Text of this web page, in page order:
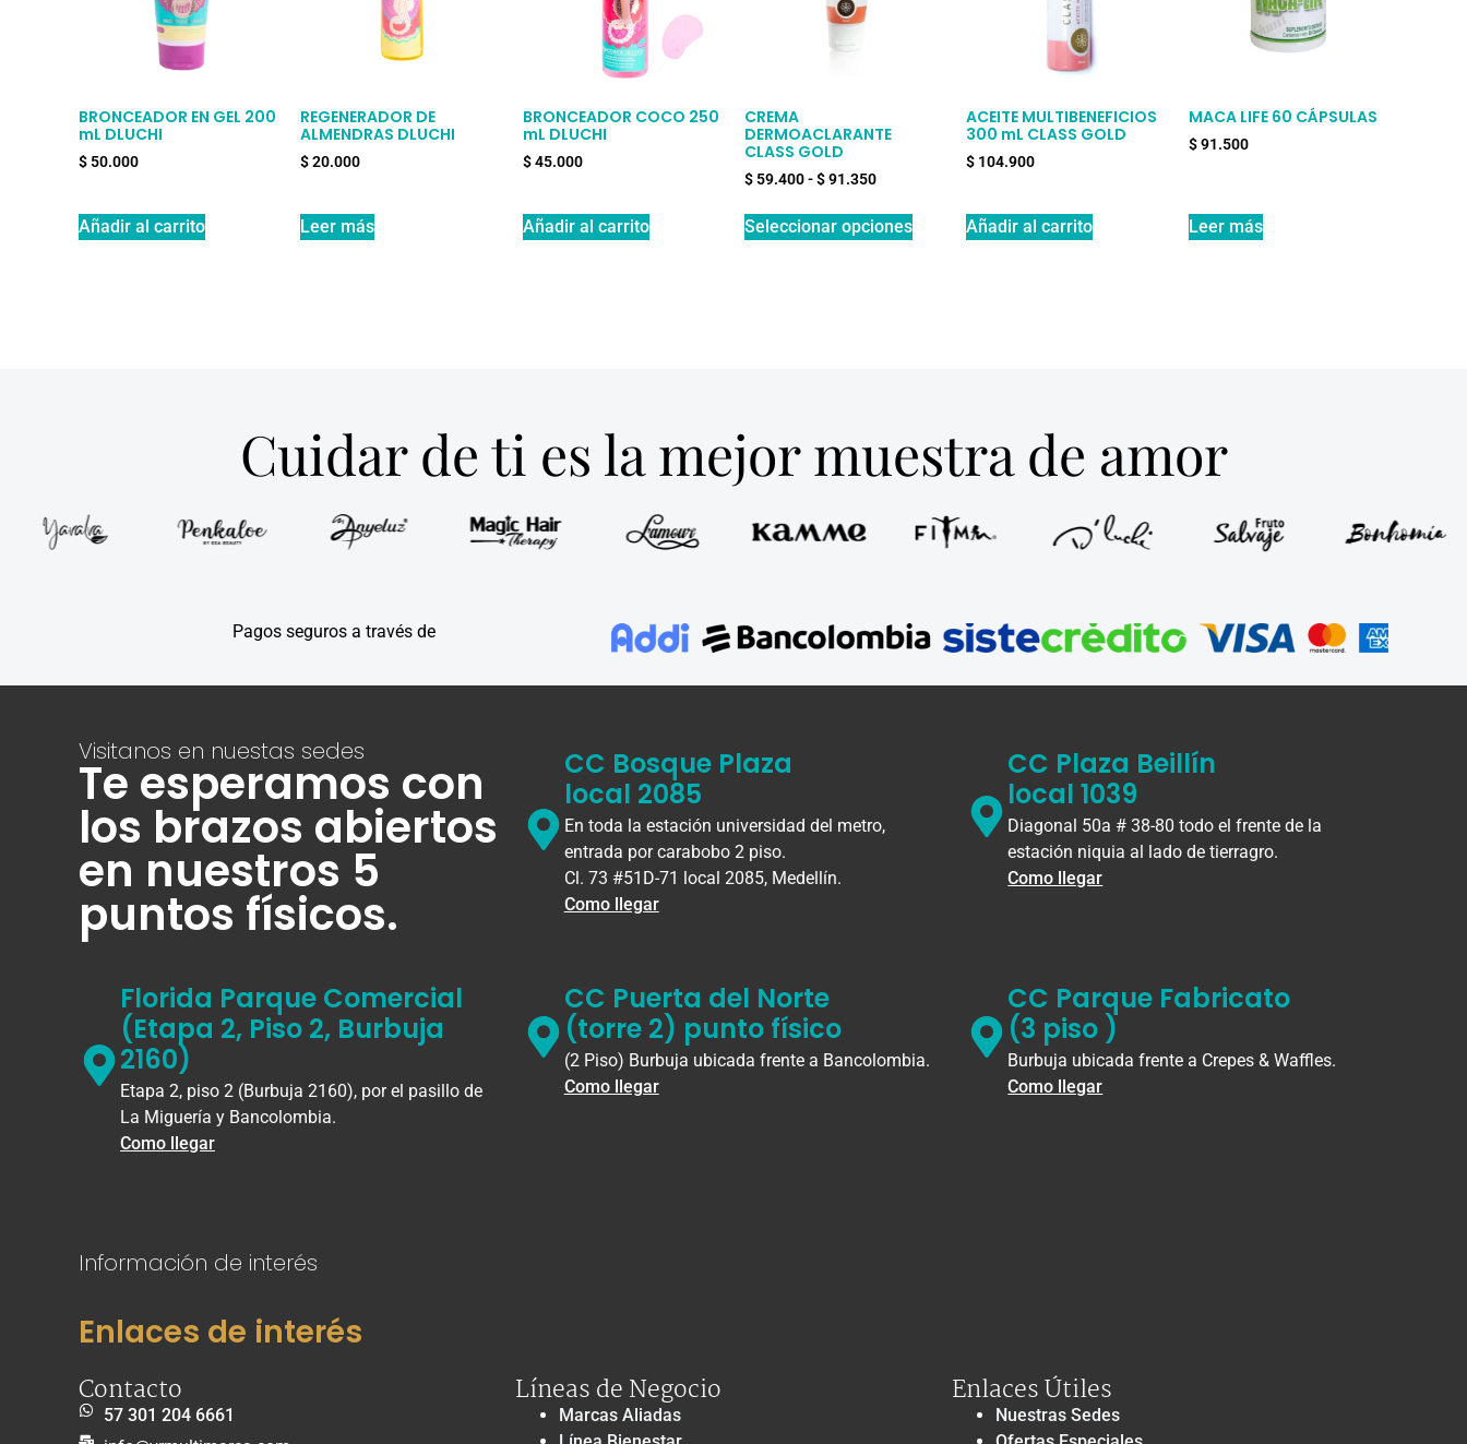
BRONCEADOR EN GEL 200
mL DLUCHI
$ 50.000
Añadir al carrito
REGENERADOR DE
ALMENDRAS DLUCHI
$20.000
Leer más
BRONCEADOR COCO 250
mL DLUCHI
$45.000
Añadir al carrito
CREMA
DERMOACLARANTE
CLASS GOLD
$59.400-$91.350
Seleccionar opciones
ACEITE MULTIBENEFICIOS
300 mL CLASS GOLD
$ 104.900
Añadir al carrito
MACA LIFE 60 CÁPSULAS
$91.500
Leer más
Cuidar de ti es la mejor muestra de amor
Pagos seguros a través de
Visitanos en nuestas sedes
Te esperamos con
los brazos abiertos
en nuestros 5
puntos físicos.
CC Bosque Plaza
local 2085
En toda la estación universidad del metro,
entrada por carabobo 2 piso.
Cl. 73 #51D-71 local 2085, Medellín.
Como llegar
CC Plaza Beillín
local 1039
Diagonal 50a # 38-80 todo el frente de la
estación niquia al lado de tierragro.
Como llegar
Florida Parque Comercial
(Etapa 2, Piso 2, Burbuja
2160)
Etapa 2, piso 2 (Burbuja 2160), por el pasillo de
La Miguería y Bancolombia.
Como llegar
CC Puerta del Norte
(torre 2) punto físico
(2 Piso) Burbuja ubicada frente a Bancolombia.
Como llegar
CC Parque Fabricato
(3 piso )
Burbuja ubicada frente a Crepes & Waffles.
Como llegar
Información de interés
Enlaces de interés
Contacto
57 301 204 6661
Líneas de Negocio
Marcas Aliadas
Enlaces Útiles
Nuestras Sedes